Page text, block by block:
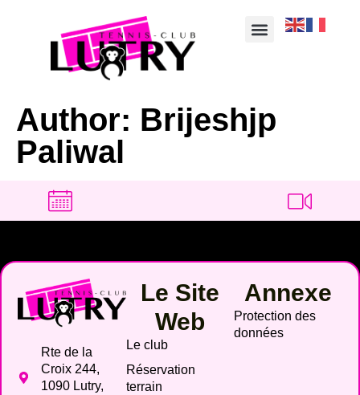
Author: Brijeshjp
Paliwal
Rte de la
Croix 244,
1090 Lutry,
Le Site
Web
Le club
Réservation
terrain
Annexe
Protection des
données